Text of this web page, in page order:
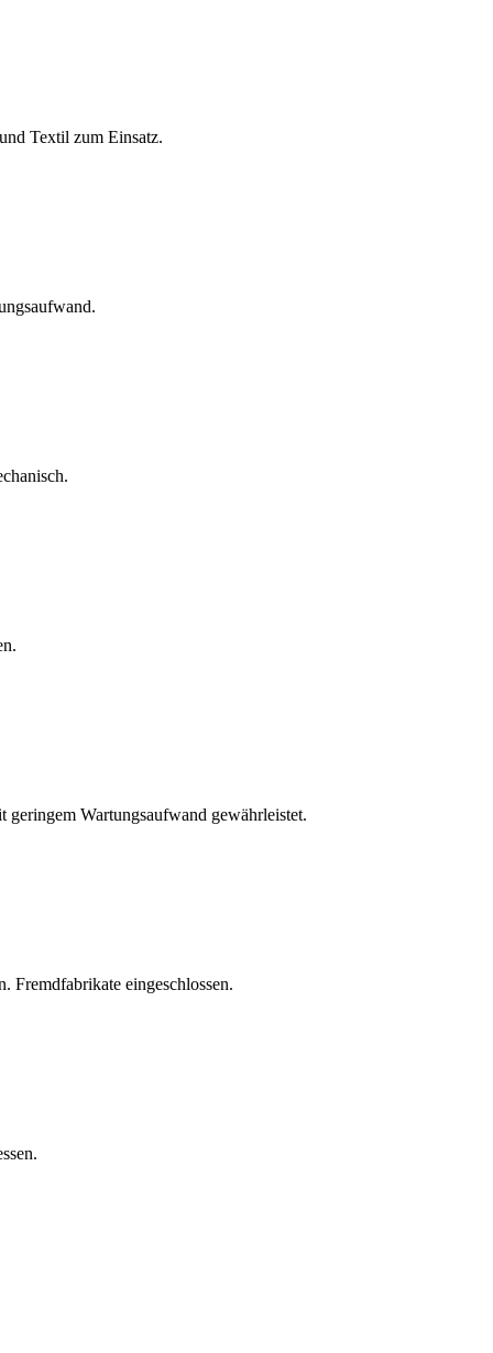
Textil zum Einsatz.
Wartungsaufwand gewährleistet.
Fremdfabrikate eingeschlossen.